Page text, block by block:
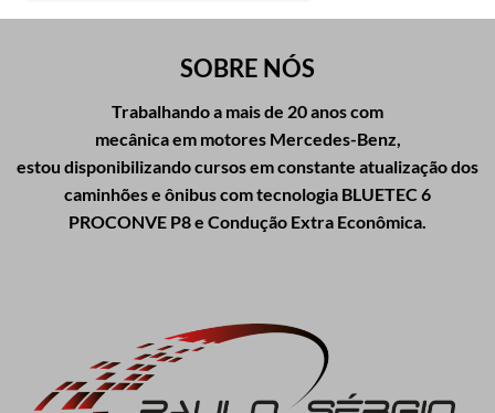
SOBRE NÓS
Trabalhando a mais de 20 anos com
mecânica em motores Mercedes-Benz,
estou disponibilizando cursos em constante atualização dos
caminhões e ônibus com tecnologia BLUETEC 6
PROCONVE P8 e Condução Extra Econômica.